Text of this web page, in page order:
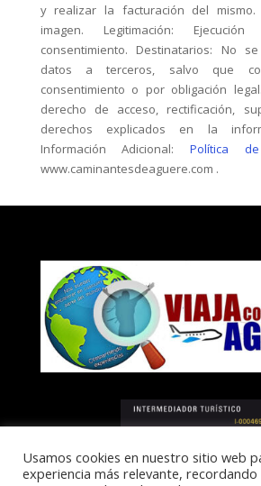
y realizar la facturación del mismo.
imagen. Legitimación:
consentimiento. Destinatarios: No
datos a terceros, salvo que
consentimiento o por obligación
derecho de acceso, rectificación,
derechos explicados en la
Información Adicional:Política
www.caminantesdeaguere.com .
Usamos cookies en nuestro sitio web
experiencia más relevante,